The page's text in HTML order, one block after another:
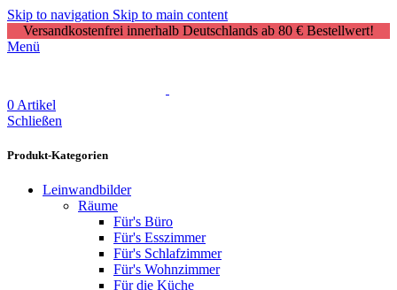
Skip to navigation Skip to main content
Versandkostenfrei innerhalb Deutschlands ab 80 € Bestellwert!
Menü
0 Artikel
Schließen
Produkt-Kategorien
Leinwandbilder
Räume
Für's Büro
Für's Esszimmer
Für's Schlafzimmer
Für's Wohnzimmer
Für die Küche